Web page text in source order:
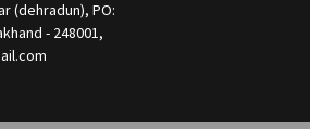
(dehradun), PO:
- 248001,